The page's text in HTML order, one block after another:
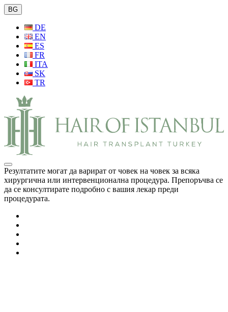
BG
DE
EN
ES
FR
ITA
SK
TR
Резултатите могат да варират от човек на човек за всяка
хирургична или интервенционална процедура. Препоръчва се
да се консултирате подробно с вашия лекар преди
процедурата.